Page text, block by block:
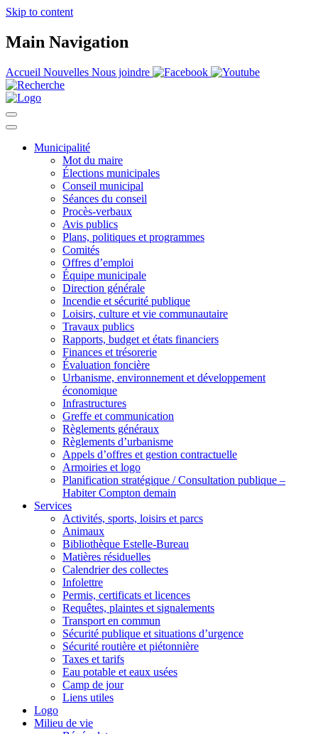
Skip to content
Main Navigation
Accueil Nouvelles Nous joindre
Municipalité
Mot du maire
Élections municipales
Conseil municipal
Séances du conseil
Procès-verbaux
Avis publics
Plans, politiques et programmes
Comités
Offres d’emploi
Équipe municipale
Direction générale
Incendie et sécurité publique
Loisirs, culture et vie communautaire
Travaux publics
Rapports, budget et états financiers
Finances et trésorerie
Évaluation foncière
Urbanisme, environnement et développement
économique
Infrastructures
Greffe et communication
Règlements généraux
Règlements d’urbanisme
Appels d’offres et gestion contractuelle
Armoiries et logo
Planification stratégique / Consultation publique –
Habiter Compton demain
Services
Activités, sports, loisirs et parcs
Animaux
Bibliothèque Estelle-Bureau
Matières résiduelles
Calendrier des collectes
Infolettre
Permis, certificats et licences
Requêtes, plaintes et signalements
Transport en commun
Sécurité publique et situations d’urgence
Sécurité routière et piétonnière
Taxes et tarifs
Eau potable et eaux usées
Camp de jour
Liens utiles
Logo
Milieu de vie